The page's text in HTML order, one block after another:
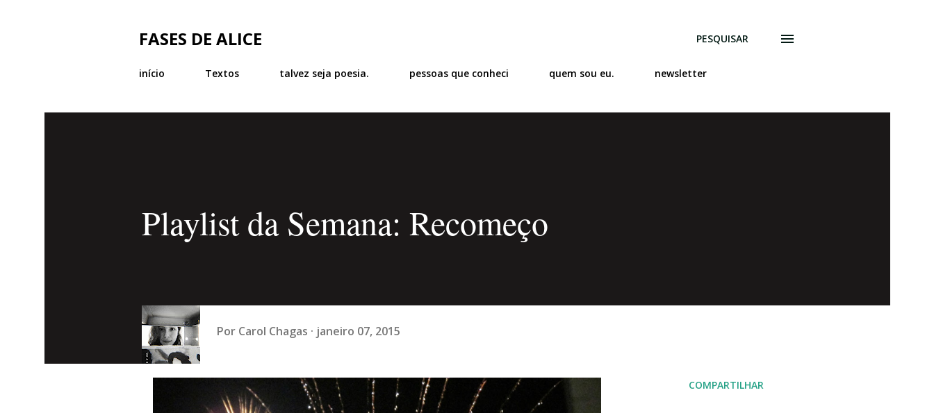
FASES DE ALICE PESQUISAR
início Textos talvez seja poesia. pessoas que conheci quem sou eu. newsletter
Playlist da Semana: Recomeço
Por Carol Chagas janeiro 07, 2015
COMPARTILHAR